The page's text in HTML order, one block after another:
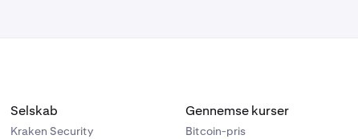
Selskab
Kraken Security
Gennemse kurser
Bitcoin-pris